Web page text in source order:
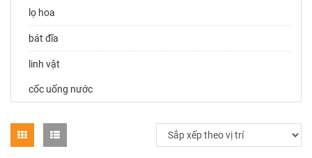
lọ hoa
bát đĩa
linh vật
cốc uống nước